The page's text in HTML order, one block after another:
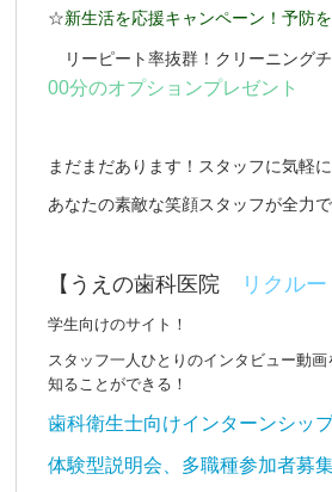
☆新生活を応援キャンペーン！予防
リーピート率抜群！クリーニング
00分のオプションプレゼント
まだまだあります！スタッフに気軽
あなたの素敵な笑顔スタッフが全力
【うえの歯科医院 リクル
学生向けのサイト！
スタッフ一人ひとりのインタビュー動
知ることができる！
歯科衛生士向けインターンシッ
体験型説明会、多職種参加者募集